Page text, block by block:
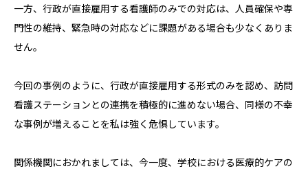
一方、行政が直接雇用する看護師のみでの対応は、人員確保や専
門性の維持、緊急時の対応などに課題がある場合も少なくありま
せん。
今回の事例のように、行政が直接雇用する形式のみを認め、訪問
看護ステーションとの連携を積極的に進めない場合、同様の不幸
な事例が増えることを私は強く危惧しています。
関係機関におかれましては、今一度、学校における医療的ケアの